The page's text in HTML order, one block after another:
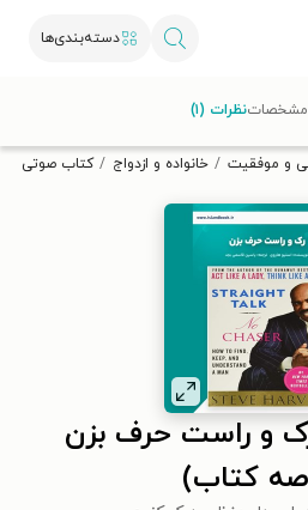
دسته‌بندی‌ها
طاقچه دریافت کن.
و موفقیت خانواده و ازدواج کتاب صوتی
و راست حرف بزن
کتاب)
مشخصاتنظرات (۱)